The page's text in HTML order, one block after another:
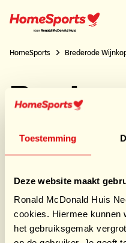
Toestemming
Deze website maakt
Ronald McDonald Huis
cookies. Hiermee kunnen
het gebruiksgemak
naar
hoofdnavigatie
HomeSports Brederode
Mede dankzij al onze
Deel